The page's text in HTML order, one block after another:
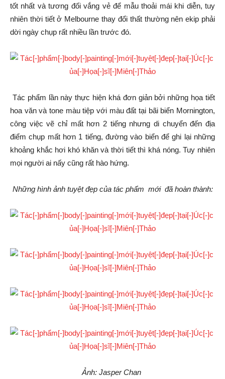
tốt nhất và tương đối vắng vẻ để mẫu thoải mái khi diễn, tuy
nhiên thời tiết ở Melbourne thay đổi thất thường nên ekip phải
dời ngày chụp rất nhiều lần trước đó.
Tác phẩm lần này thực hiện khá đơn giản bởi những họa tiết
hoa văn và tone màu tiệp với màu đất tại bãi biển Mornington,
công việc vẽ chỉ mất hơn 2 tiếng nhưng di chuyển đến địa
điểm chụp mất hơn 1 tiếng, đường vào biển để ghi lại những
khoảng khắc hơi khó khăn và thời tiết thì khá nóng. Tuy nhiên
mọi người ai nấy cũng rất hào hứng.
Những hình ảnh tuyệt đẹp của tác phẩm mới đã hoàn thành:
Ảnh: Jasper Chan